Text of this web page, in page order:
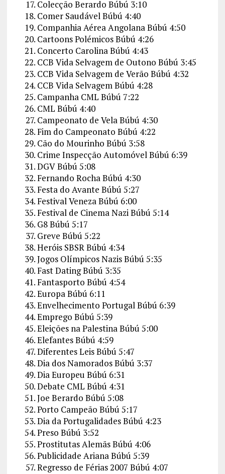
Colecção Berardo Búbú 3:10
Comer SaudávelBúbú 4:40
Companhia Aérea AngolanaBúbú 4:50
Cartoons PolémicosBúbú 4:26
Concerto CarolinaBúbú 4:43
CCB Vida Selvagem de Outono Búbú 3:45
CCB Vida Selvagem de Verão Búbú 4:32
CCB Vida SelvagemBúbú 4:28
Campanha CML Búbú 7:22
CML Búbú 4:40
Campeonato de VelaBúbú 4:30
Fim do Campeonato Búbú 4:22
Cão do Mourinho Búbú 3:58
Crime Inspecção AutomóvelBúbú 6:39
DGVBúbú 5:08
Fernando RochaBúbú 4:30
Festa do Avante Búbú 5:27
Festival VenezaBúbú 6:00
Festival de Cinema NaziBúbú 5:14
G8Búbú 5:17
Greve Búbú 5:22
Heróis SBSRBúbú 4:34
Jogos Olímpicos NazisBúbú 5:35
Fast DatingBúbú 3:35
Fantasporto Búbú 4:54
EuropaBúbú 6:11
Envelhecimento PortugalBúbú 6:39
Emprego Búbú 5:39
Eleições na PalestinaBúbú 5:00
ElefantesBúbú 4:59
Diferentes LeisBúbú 5:47
Dia dos NamoradosBúbú 3:37
Dia Europeu Búbú 6:31
Debate CML Búbú 4:31
Joe Berardo Búbú 5:08
Porto Campeão Búbú 5:17
Dia da PortugalidadesBúbú 4:23
Preso Búbú 3:52
Prostitutas AlemãsBúbú 4:06
Publicidade ArianaBúbú 5:39
Regresso de Férias 2007 Búbú 4:07